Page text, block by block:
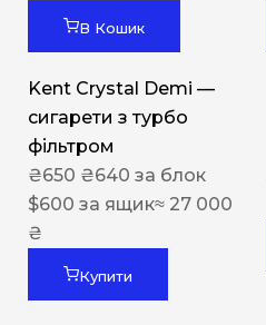
В Кошик
Kent Crystal Demi —
сигарети з турбо
фільтром
₴650 ₴640 за блок
$600 за ящик≈ 27 000
₴
Купити